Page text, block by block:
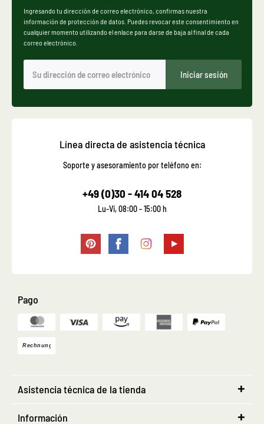
Ingresando tu dirección de correo electrónico, confirmas nuestra
información de protección de datos. Puedes revocar este consentimiento en
cualquier momento utilizando el enlace para darse de baja al final de cada
correo electrónico.
Iniciar sesión
Línea directa de asistencia técnica
Soporte y asesoramiento por teléfono en:
+49 (0)30 - 414 04 528
Lu-Vi, 08:00 - 15:00 h
Pago
Asistencia técnica de la tienda
Información